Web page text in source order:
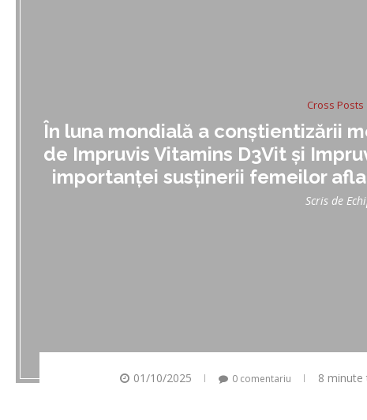
Cross Posts
În luna mondială a conștientizării
de Impruvis Vitamins D3Vit și
importanței susținerii femeilor
Scris de
01/10/2025 0 comentariu 8